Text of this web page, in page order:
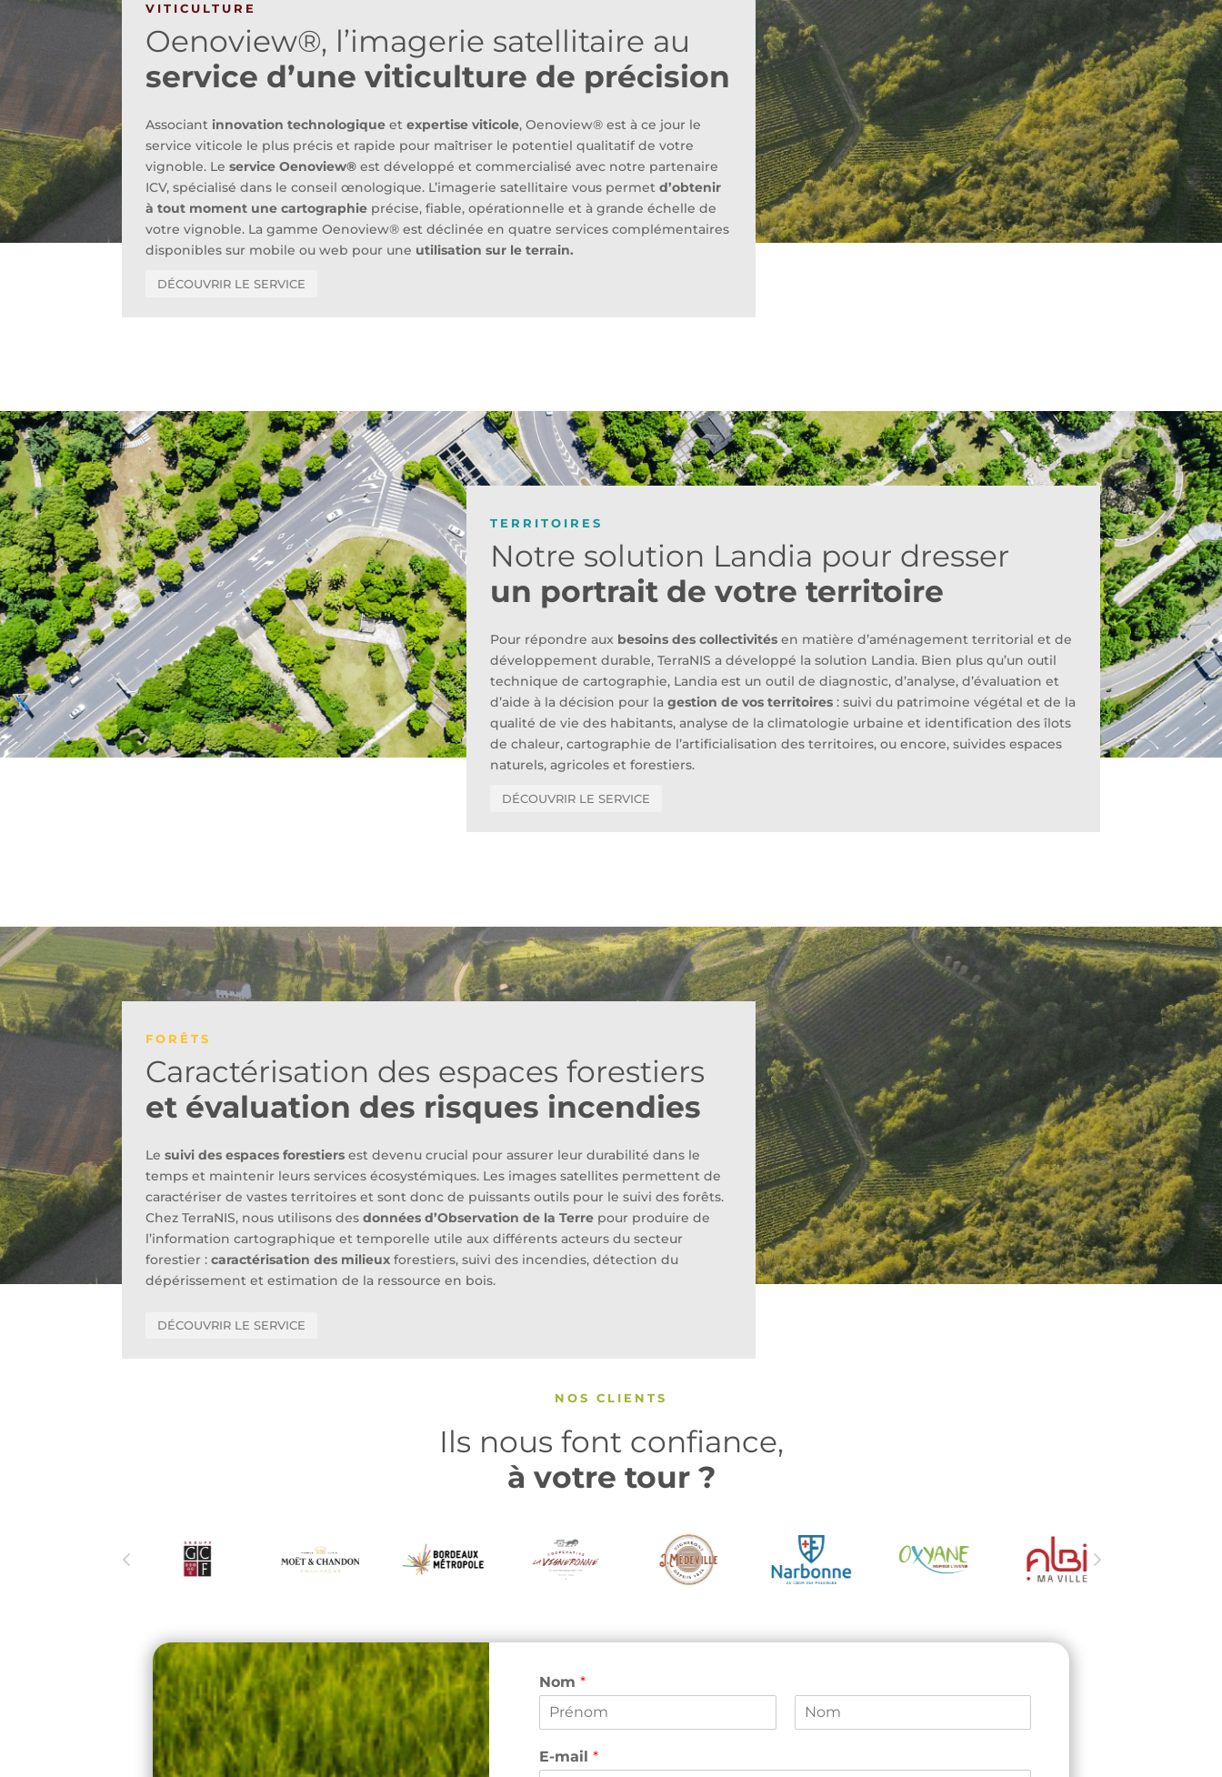
VITICULTURE
Oenoview®, l’imagerie satellitaire au
service d’une viticulture de précision
Associant innovation technologique etexpertise viticole, Oenoview® est à ce jour le
service viticole le plus précis et rapide pour maîtriser le potentiel qualitatif de votre
vignoble. Leservice Oenoview® est développé et commercialisé avec notre partenaire
ICV, spécialisé dans le conseil œnologique. L’imagerie satellitaire vous permetd’obtenir
à tout moment une cartographie précise, fiable, opérationnelle et à grande échelle de
votre vignoble. La gamme Oenoview® est déclinée en quatre services complémentaires
disponibles sur mobile ou web pour une utilisation sur le terrain.
DÉCOUVRIR LE SERVICE
TERRITOIRES
Notre solution Landia pour dresser
un portrait de votre territoire
Pour répondre aux besoins des collectivitésen matière d’aménagement territorial et de
développement durable, TerraNIS a développé la solution Landia. Bien plus qu’un outil
technique de cartographie, Landia est un outil de diagnostic, d’analyse, d’évaluation et
d’aide à la décision pour la gestion de vos territoires: suivi du patrimoine végétal et de la
qualité de vie des habitants, analyse de la climatologie urbaine et identification des îlots
de chaleur, cartographie de l’artificialisation des territoires, ou encore, suivides espaces
naturels, agricoles et forestiers.
DÉCOUVRIR LE SERVICE
FORÊTS
Caractérisation des espaces forestiers
et évaluation des risques incendies
Le suivi des espaces forestiers est devenu crucial pour assurer leur durabilité dans le
temps et maintenir leurs services écosystémiques. Les images satellites permettent de
caractériser de vastes territoires et sont donc de puissants outils pour le suivi des forêts.
Chez TerraNIS, nous utilisons desdonnées d’Observation de la Terre pour produire de
l’information cartographique et temporelle utile aux différents acteurs du secteur
forestier :caractérisation des milieuxforestiers, suivi des incendies, détection du
dépérissement et estimation de la ressource en bois.
DÉCOUVRIR LE SERVICE
NOS CLIENTS
Ils nous font confiance,
à votre tour ?
Nom*
r
é
E-mail*